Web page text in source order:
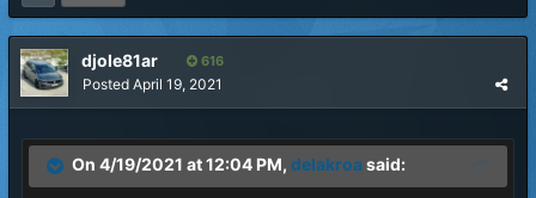
djole81ar 616
Posted April 19, 2021
On 4/19/2021 at 12:04 PM, delakroa said: